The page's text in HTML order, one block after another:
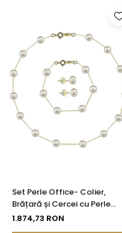
Set Perle Office- Colier,
Brățară și Cercei cu Perle
Naturale Albe 4-5 mm, Aur
1.874,73 RON